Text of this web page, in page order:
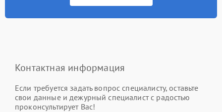
Контактная информация
Если требуется задать вопрос специалисту, оставьте
свои данные и дежурный специалист с радостью
проконсультирует Вас!